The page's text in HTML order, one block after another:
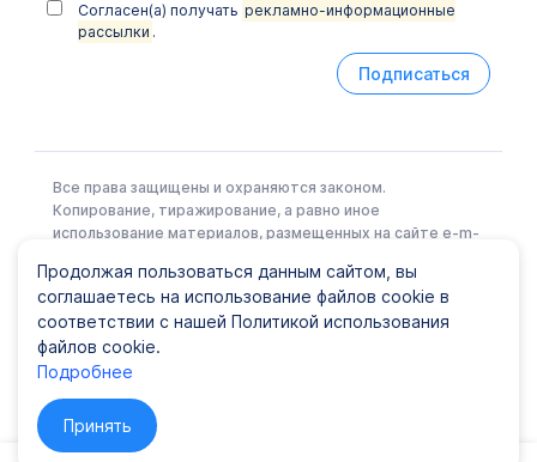
Согласен(а) получать рекламно-информационные
рассылки .
Подписаться
Все права защищены и охраняются законом.
Копирование, тиражирование, а равно иное
использование материалов, размещенных на сайте e-m-
Правообладателя.
Политика конфиденциальности
© ООО EML, 2022 Лицензия № Л041-01148-78/00337441
от 25 июня 2019 г., ООО "ЕМЛ"
Продолжая пользоваться данным сайтом, вы
соглашаетесь на использование файлов cookie в
соответствии с нашей Политикой использования
файлов cookie.
Подробнее
Принять